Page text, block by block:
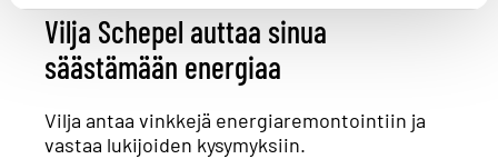
Vilja Schepel auttaa sinua
säästämään energiaa
Vilja antaa vinkkejä energiaremontointiin ja
vastaa lukijoiden kysymyksiin.